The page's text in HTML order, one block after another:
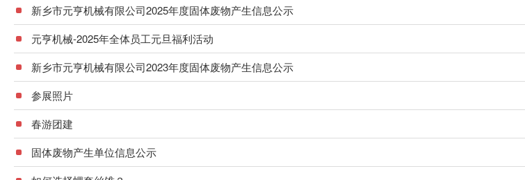
新乡市元亨机械有限公司2025年度固体废物产生信息公示
元亨机械-2025年全体员工元旦福利活动
新乡市元亨机械有限公司2023年度固体废物产生信息公示
参展照片
春游团建
固体废物产生单位信息公示